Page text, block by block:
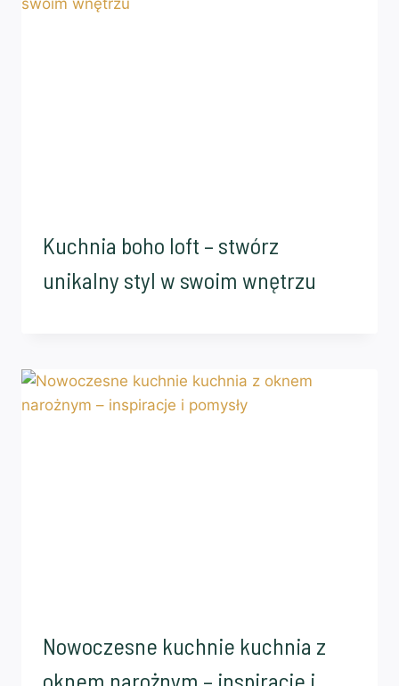
Kuchnia boho loft – stwórz
unikalny styl w swoim wnętrzu
Nowoczesne kuchnie kuchnia z